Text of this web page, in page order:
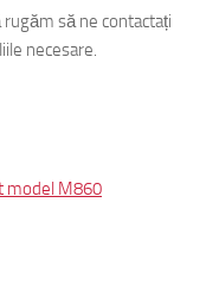
să ne contactați
necesare.
model M860